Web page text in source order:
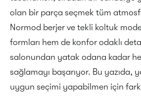
olan bir parça seçmek tüm
Normod berjer ve tekli koltuk
formları hem de konfor odaklı
salonundan yatak odana kadar
sağlamayı başarıyor. Bu yazıda,
uygun seçimi yapabilmen için